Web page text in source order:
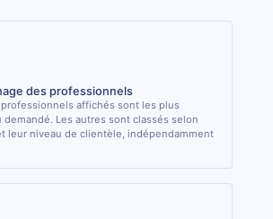
des professionnels
affichés sont les plus
demandé. Les autres sont classés selon
leur niveau de clientèle, indépendamment